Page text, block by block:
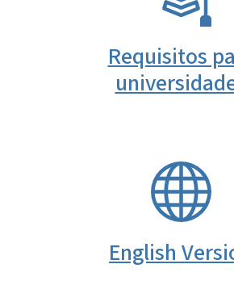
Requisitos
English